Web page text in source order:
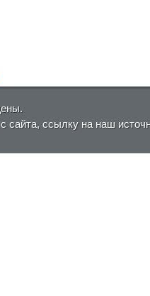
сайта, ссылку на наш